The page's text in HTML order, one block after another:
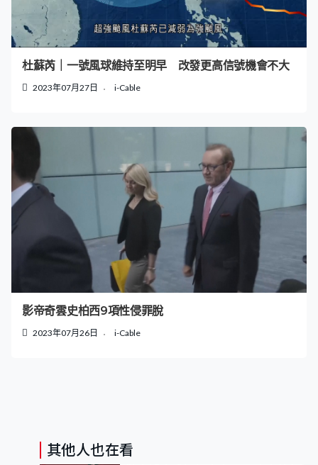
杜蘇芮｜一號風球維持至明早 改發更高信號機會不大
2023年07月27日 i-Cable
影帝奇雲史柏西9項性侵罪脫
2023年07月26日 i-Cable
其他人也在看